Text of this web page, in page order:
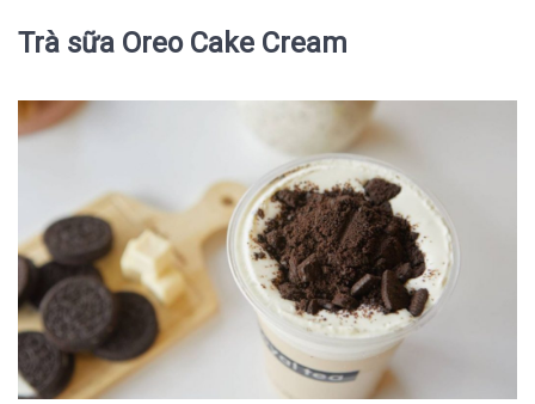
Trà sữa Oreo Cake Cream